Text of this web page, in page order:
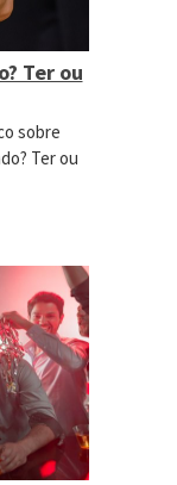
Ter ou
sobre
Ter ou